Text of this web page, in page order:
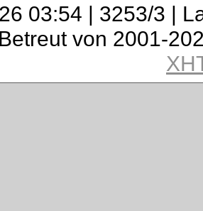
03:54 | 3253/3 |
von 2001-